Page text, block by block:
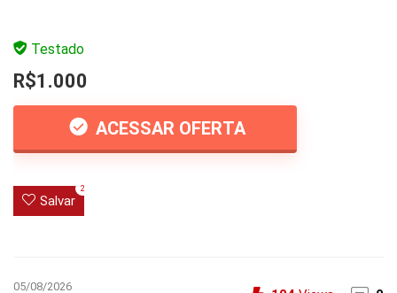
Testado
R$1.000
ACESSAR OFERTA
Salvar
2
05/08/2026